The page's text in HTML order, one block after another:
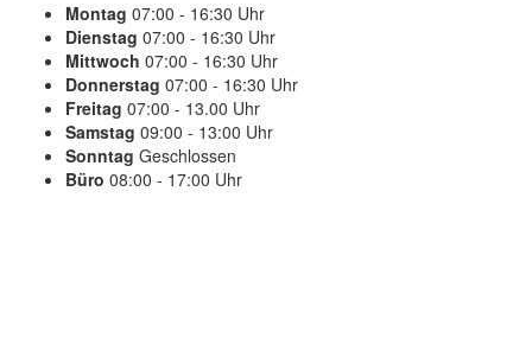
Montag 07:00 - 16:30 Uhr
Dienstag 07:00 - 16:30 Uhr
Mittwoch 07:00 - 16:30 Uhr
Donnerstag 07:00 - 16:30 Uhr
Freitag 07:00 - 13.00 Uhr
Samstag 09:00 - 13:00 Uhr
Sonntag Geschlossen
Büro 08:00 - 17:00 Uhr